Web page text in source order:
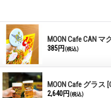
MOON Cafe CAN マ
385円 (税込)
MOON Cafe グラス
2,640円 (税込)